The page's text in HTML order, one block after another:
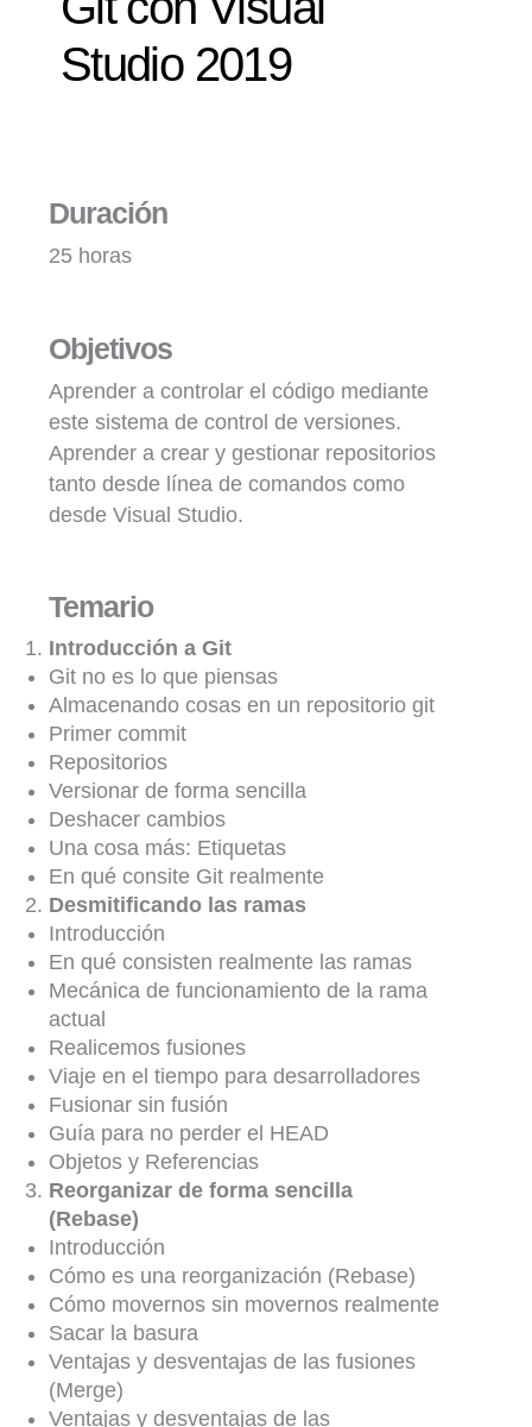
Studio 2019
Duración
25 horas
Objetivos
Aprender a controlar el código mediante
este sistema de control de versiones.
Aprender a crear y gestionar repositorios
tanto desde línea de comandos como
desde Visual Studio.
Temario
Introducción a Git
Git no es lo que piensas
Almacenando cosas en un repositorio git
Primer commit
Repositorios
Versionar de forma sencilla
Deshacer cambios
Una cosa más: Etiquetas
En qué consite Git realmente
Desmitificando las ramas
Introducción
En qué consisten realmente las ramas
Mecánica de funcionamiento de la rama
actual
Realicemos fusiones
Viaje en el tiempo para desarrolladores
Fusionar sin fusión
Guía para no perder el HEAD
Objetos y Referencias
Reorganizar de forma sencilla
(Rebase)
Introducción
Cómo es una reorganización (Rebase)
Cómo movernos sin movernos realmente
Sacar la basura
Ventajas y desventajas de las fusiones
(Merge)
Ventajas y desventajas de las